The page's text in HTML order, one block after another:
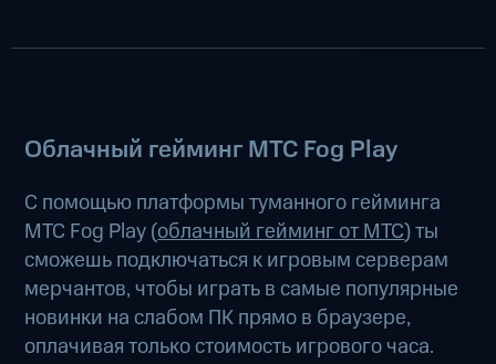
Облачный гейминг МТС Fog Play
С помощью платформы туманного гейминга
МТС Fog Play (облачный гейминг от МТС) ты
сможешь подключаться к игровым серверам
мерчантов, чтобы играть в самые популярные
новинки на слабом ПК прямо в браузере,
оплачивая только стоимость игрового часа.